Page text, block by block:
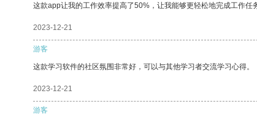
这款app让我的工作效率提高了50%，让我能够更轻松地完成工作任
2023-12-21
游客
这款学习软件的社区氛围非常好，可以与其他学习者交流学习心得。
2023-12-21
游客